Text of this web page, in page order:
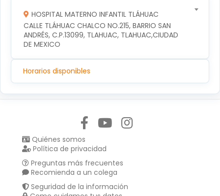
HOSPITAL MATERNO INFANTIL TLÁHUAC
CALLE TLÁHUAC CHALCO NO.215, BARRIO SAN
ANDRÉS, C.P.13099, TLAHUAC, TLAHUAC,CIUDAD
DE MEXICO
Horarios disponibles
Quiénes somos
Política de privacidad
Preguntas más frecuentes
Recomienda a un colega
Seguridad de la información